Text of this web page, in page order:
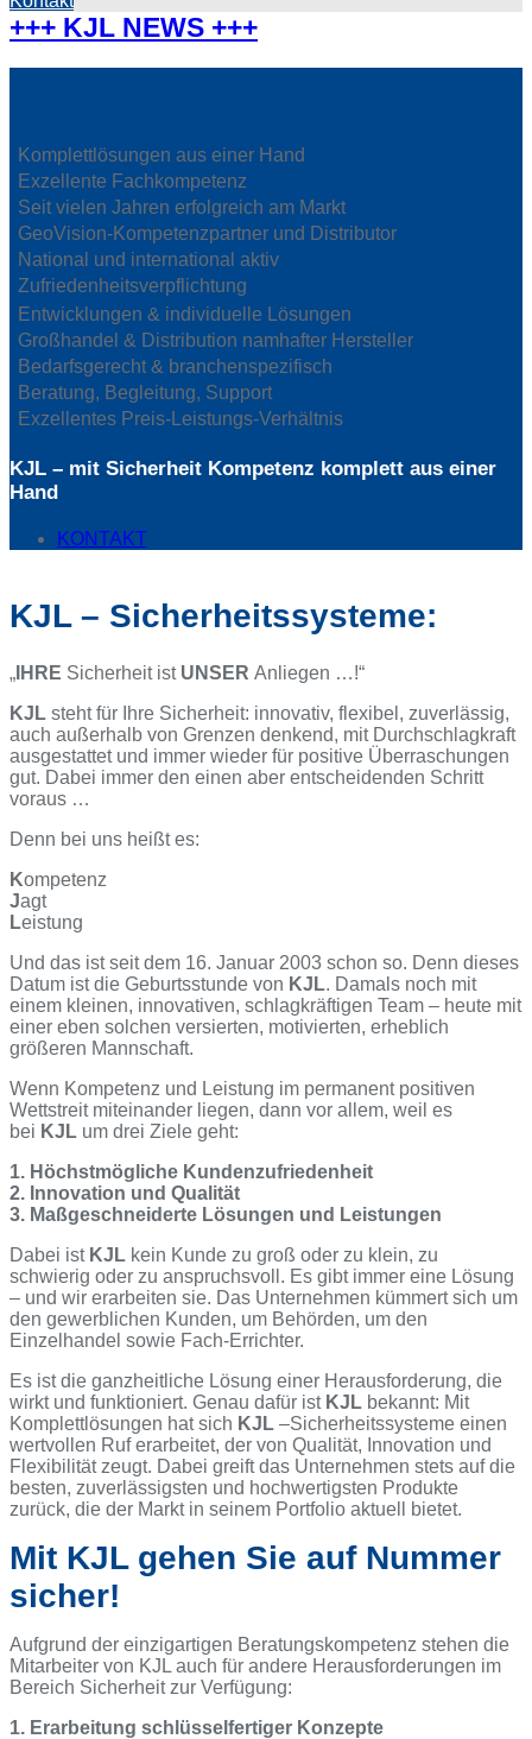
+++ KJL NEWS +++
Komplettlösungen aus einer Hand
Exzellente Fachkompetenz
Seit vielen Jahren erfolgreich am Markt
GeoVision-Kompetenzpartner und Distributor
National und international aktiv
Zufriedenheitsverpflichtung
Entwicklungen & individuelle Lösungen
Großhandel & Distribution namhafter Hersteller
Bedarfsgerecht & branchenspezifisch
Beratung, Begleitung, Support
Exzellentes Preis-Leistungs-Verhältnis
KJL – mit Sicherheit Kompetenz komplett aus einer
Hand
KONTAKT
KJL – Sicherheitssysteme:
„ IHRE Sicherheit ist UNSER Anliegen …!“
KJL steht für Ihre Sicherheit: innovativ, flexibel, zuverlässig,
auch außerhalb von Grenzen denkend, mit Durchschlagkraft
ausgestattet und immer wieder für positive Überraschungen
gut. Dabei immer den einen aber entscheidenden Schritt
voraus …
Denn bei uns heißt es:
Kompetenz
Jagt
Leistung
Und das ist seit dem 16. Januar 2003 schon so. Denn dieses
Datum ist die Geburtsstunde von KJL. Damals noch mit
einem kleinen, innovativen, schlagkräftigen Team – heute mit
einer eben solchen versierten, motivierten, erheblich
größeren Mannschaft.
Wenn Kompetenz und Leistung im permanent positiven
Wettstreit miteinander liegen, dann vor allem, weil es
bei KJL um drei Ziele geht:
1. Höchstmögliche Kundenzufriedenheit
2. Innovation und Qualität
3. Maßgeschneiderte Lösungen und Leistungen
Dabei ist KJL kein Kunde zu groß oder zu klein, zu
schwierig oder zu anspruchsvoll. Es gibt immer eine Lösung
– und wir erarbeiten sie. Das Unternehmen kümmert sich um
den gewerblichen Kunden, um Behörden, um den
Einzelhandel sowie Fach-Errichter.
Es ist die ganzheitliche Lösung einer Herausforderung, die
wirkt und funktioniert. Genau dafür ist KJL bekannt: Mit
Komplettlösungen hat sich KJL –Sicherheitssysteme einen
wertvollen Ruf erarbeitet, der von Qualität, Innovation und
Flexibilität zeugt. Dabei greift das Unternehmen stets auf die
besten, zuverlässigsten und hochwertigsten Produkte
zurück, die der Markt in seinem Portfolio aktuell bietet.
Mit KJL gehen Sie auf Nummer
sicher!
Aufgrund der einzigartigen Beratungskompetenz stehen die
Mitarbeiter von KJL auch für andere Herausforderungen im
Bereich Sicherheit zur Verfügung:
1. Erarbeitung schlüsselfertiger Konzepte